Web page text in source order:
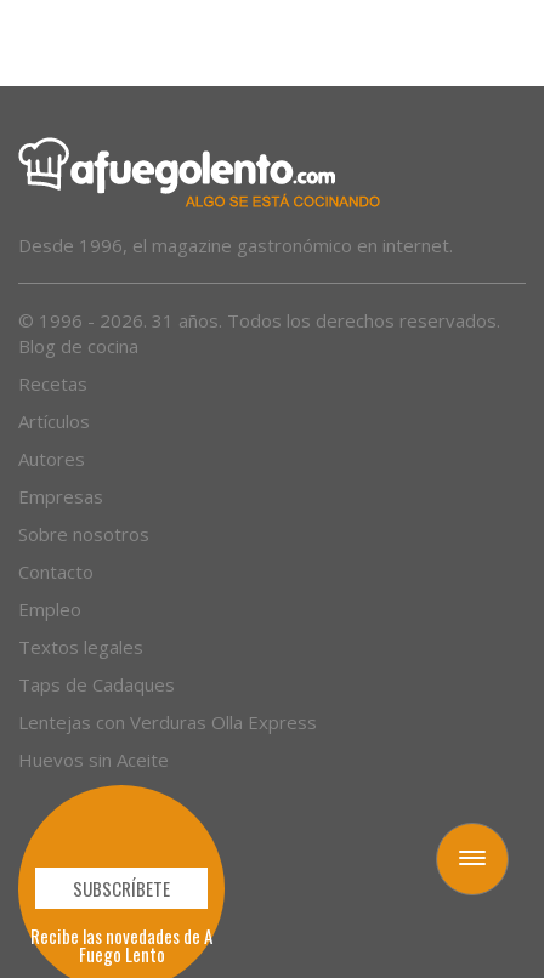
Toggle
navigation
Desde 1996, el magazine gastronómico en internet.
© 1996 - 2026. 31 años. Todos los derechos reservados.
Blog de cocina
Recetas
Artículos
Autores
Empresas
Sobre nosotros
Contacto
Empleo
Textos legales
Taps de Cadaques
Lentejas con Verduras Olla Express
Huevos sin Aceite
SUBSCRÍBETE
Recibe las novedades de A
Fuego Lento